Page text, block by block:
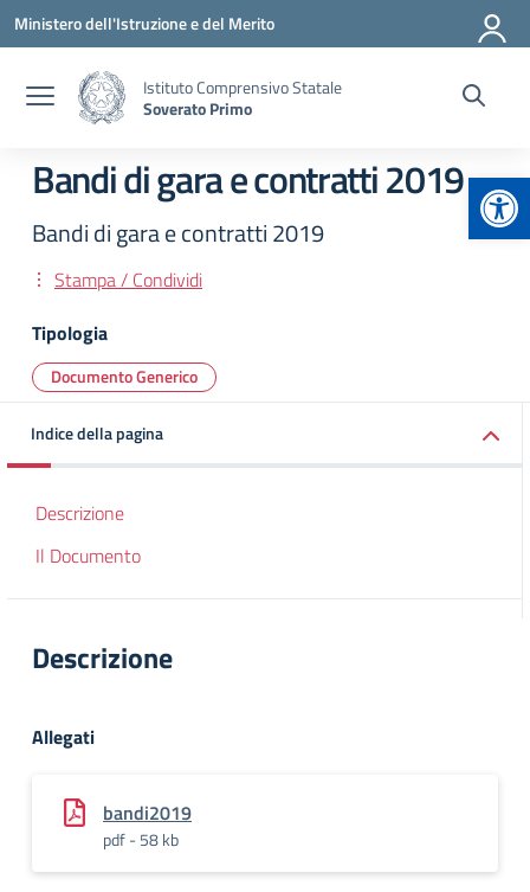
Vai ai contenuti
Vai al menu di navigazione
Vai al footer
Ministero dell'Istruzione e del Merito
Istituto Comprensivo Statale
Soverato Primo
Bandi di gara e contratti 2019
Bandi di gara e contratti 2019
Stampa / Condividi
Tipologia
Documento Generico
Indice della pagina
Descrizione
Il Documento
Descrizione
Allegati
bandi2019
pdf - 58 kb